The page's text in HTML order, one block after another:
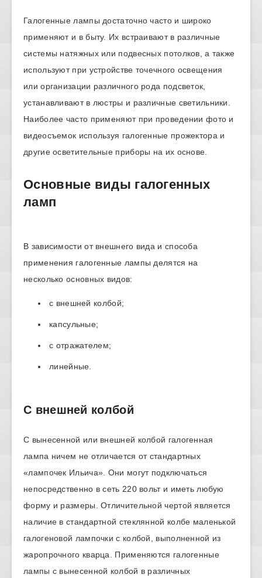
Галогенные лампы достаточно часто и широко
применяют и в быту. Их встраивают в различные
системы натяжных или подвесных потолков, а также
используют при устройстве точечного освещения
или организации различного рода подсветок,
устанавливают в люстры и различные светильники.
Наиболее часто применяют при проведении фото и
видеосъемок используя галогенные прожектора и
другие осветительные приборы на их основе.
Основные виды галогенных
ламп
В зависимости от внешнего вида и способа
применения галогенные лампы делятся на
несколько основных видов:
с внешней колбой;
капсульные;
с отражателем;
линейные.
С внешней колбой
С вынесенной или внешней колбой галогенная
лампа ничем не отличается от стандартных
«лампочек Ильича». Они могут подключаться
непосредственно в сеть 220 вольт и иметь любую
форму и размеры. Отличительной чертой является
наличие в стандартной стеклянной колбе маленькой
галогеновой лампочки с колбой, выполненной из
жаропрочного кварца. Применяются галогенные
лампы с вынесенной колбой в различных